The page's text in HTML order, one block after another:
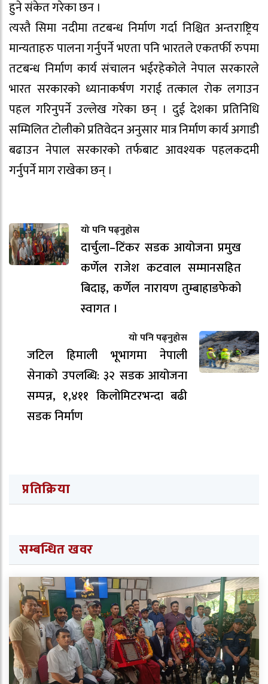
हुने संकेत गरेका छन ।
त्यस्तै सिमा नदीमा तटबन्ध निर्माण गर्दा निश्चित अन्तराष्ट्रिय
मान्यताहरु पालना गर्नुपर्ने भएता पनि भारतले एकतर्फी रुपमा
तटबन्ध निर्माण कार्य संचालन भईरहेकोले नेपाल सरकारले
भारत सरकारको ध्यानाकर्षण गराई तत्काल रोक लगाउन
पहल गरिनुपर्ने उल्लेख गरेका छन् । दुई देशका प्रतिनिधि
सम्मिलित टोलीको प्रतिवेदन अनुसार मात्र निर्माण कार्य अगाडी
बढाउन नेपाल सरकारको तर्फबाट आवश्यक पहलकदमी
गर्नुपर्ने माग राखेका छन् ।
यो पनि पढ्नुहोस
दार्चुला–टिंकर सडक आयोजना प्रमुख
कर्णेल राजेश कटवाल सम्मानसहित
बिदाइ, कर्णेल नारायण तुम्बाहाङफेको
स्वागत ।
यो पनि पढ्नुहोस
जटिल हिमाली भूभागमा नेपाली
सेनाको उपलब्धि: ३२ सडक आयोजना
सम्पन्न, १,४११ किलोमिटरभन्दा बढी
सडक निर्माण
प्रतिक्रिया
सम्बन्धित खवर